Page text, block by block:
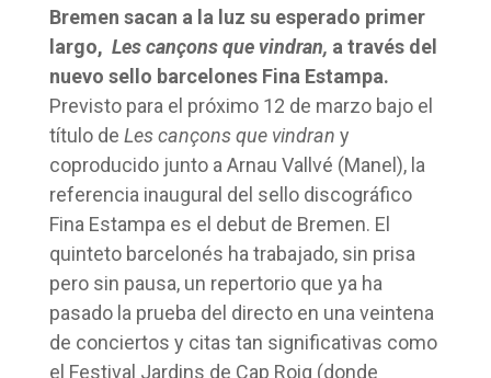
Bremen sacan a la luz su esperado primer
largo, Les cançons que vindran, a través del
nuevo sello barcelones Fina Estampa.
Previsto para el próximo 12 de marzo bajo el
título de Les cançons que vindran y
coproducido junto a Arnau Vallvé (Manel), la
referencia inaugural del sello discográfico
Fina Estampa es el debut de Bremen. El
quinteto barcelonés ha trabajado, sin prisa
pero sin pausa, un repertorio que ya ha
pasado la prueba del directo en una veintena
de conciertos y citas tan significativas como
el Festival Jardins de Cap Roig (donde